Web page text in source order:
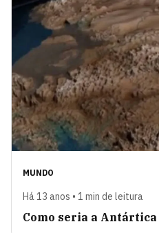
MUNDO
Há 13 anos • 1 min de leitura
Como seria a